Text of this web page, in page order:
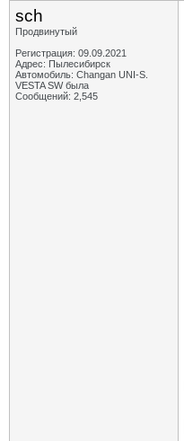
sch
Продвинутый
Регистрация: 09.09.2021
Адрес: Пылесибирск
Автомобиль: Changan UNI-S.
VESTA SW была
Сообщений: 2,545